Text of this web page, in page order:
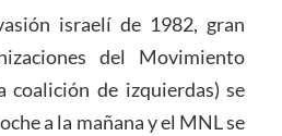
israelí de 1982, gran
del Movimiento
coalición de izquierdas) se
a la mañana y el MNL se